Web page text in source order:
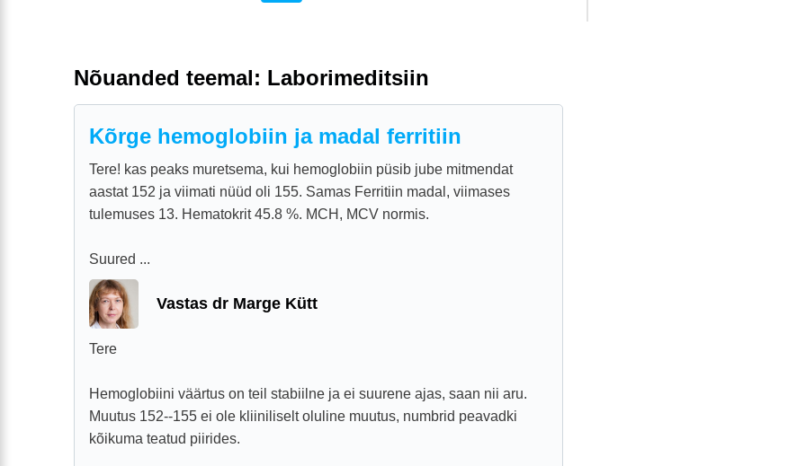
Nõuanded teemal: Laborimeditsiin
Kõrge hemoglobiin ja madal ferritiin
Tere! kas peaks muretsema, kui hemoglobiin püsib jube mitmendat
aastat 152 ja viimati nüüd oli 155. Samas Ferritiin madal, viimases
tulemuses 13. Hematokrit 45.8 %. MCH, MCV normis.
Suured ...
Vastas dr Marge Kütt
Tere
Hemoglobiini väärtus on teil stabiilne ja ei suurene ajas, saan nii aru.
Muutus 152--155 ei ole kliiniliselt oluline muutus, numbrid peavadki
kõikuma teatud piirides.